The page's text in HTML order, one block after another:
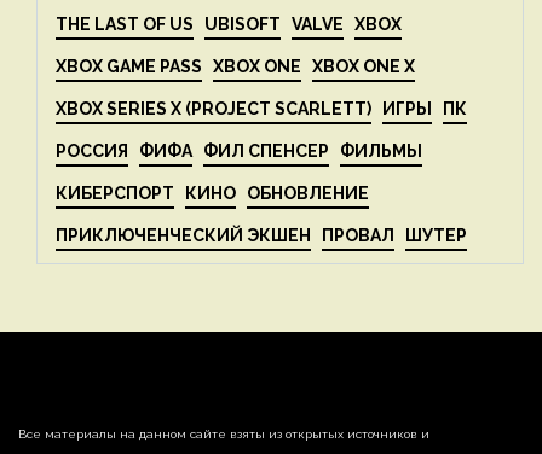
THE LAST OF US UBISOFT VALVE XBOX
XBOX GAME PASS XBOX ONE XBOX ONE X
XBOX SERIES X (PROJECT SCARLETT) ИГРЫ ПК
РОССИЯ ФИФА ФИЛ СПЕНСЕР ФИЛЬМЫ
КИБЕРСПОРТ КИНО ОБНОВЛЕНИЕ
ПРИКЛЮЧЕНЧЕСКИЙ ЭКШЕН ПРОВАЛ ШУТЕР
Все материалы на данном сайте взяты из открытых источников и